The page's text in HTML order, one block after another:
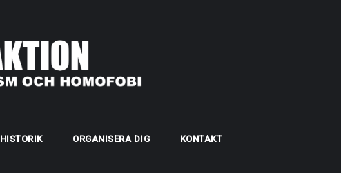
HISTORIK ORGANISERA DIG KONTAKT